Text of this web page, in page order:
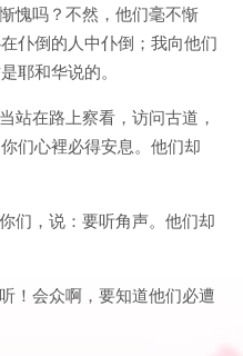
愧吗？不然，他们毫不惭
仆倒的人中仆倒；我向他们
耶和华说的。
站在路上察看，访问古道，
们心裡必得安息。他们却
们，说：要听角声。他们却
！会众啊，要知道他们必遭